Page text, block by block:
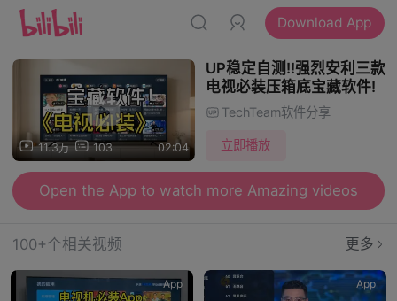
Download App
11.3万 103 02:04
UP稳定自测!!强烈安利三款
电视必装压箱底宝藏软件!
TechTeam软件分享
立即播放
Open the App to watch more Amazing videos
100+个相关视频 更多
App App